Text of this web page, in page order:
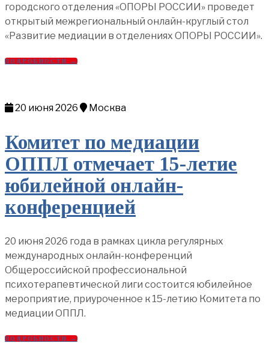
городского отделения «ОПОРЫ РОССИИ» проведет
открытый межрегиональный онлайн-круглый стол
«Развитие медиации в отделениях ОПОРЫ РОССИИ».
ПОДРОБНОСТИ →
20 июня 2026 Москва
Комитет по медиации
ОППЛ отмечает 15-летие
юбилейной онлайн-
конференцией
20 июня 2026 года в рамках цикла регулярных
международных онлайн-конференций
Общероссийской профессиональной
психотерапевтической лиги состоится юбилейное
мероприятие, приуроченное к 15-летию Комитета по
медиации ОППЛ.
ПОДРОБНОСТИ →